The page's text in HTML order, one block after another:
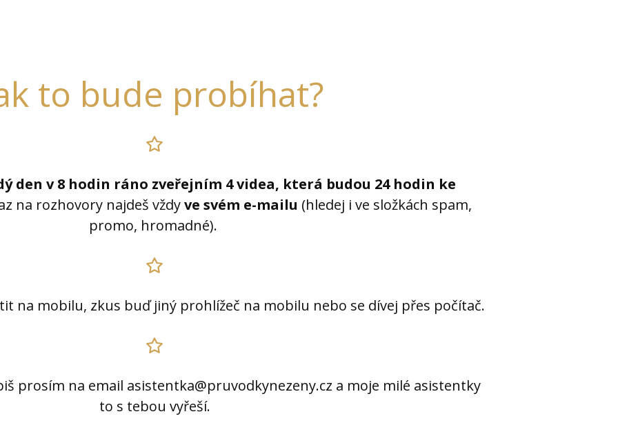
to bude probíhat?
den v 8 hodin ráno zveřejním 4 videa, která budou 24 hodin ke
na rozhovory najdeš vždyve svém e-mailu (hledej i ve složkách spam,
promo, hromadné).
na mobilu, zkus buď jiný prohlížeč na mobilu nebo se dívej přes počítač.
prosím na email asistentka@pruvodkynezeny.cz a moje milé asistentky
to s tebou vyřeší.